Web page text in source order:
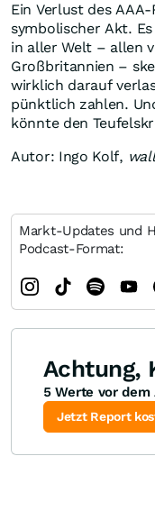
Ein Verlust des
symbolischer Akt.
in aller Welt – allen
Großbritannien –
wirklich darauf
pünktlich zahlen.
könnte den
Autor: Ingo Kolf,
Markt-Updates und
Podcast-Format:
Achtung,
5 Werte vor dem
Jetzt Report